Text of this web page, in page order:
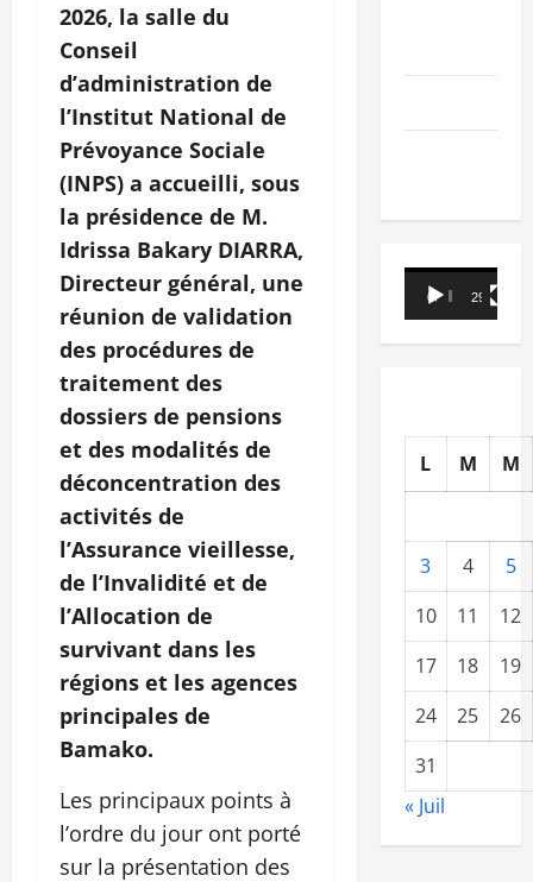
2026, la salle du
Conseil
d’administration de
l’Institut National de
Prévoyance Sociale
(INPS) a accueilli, sous
la présidence de M.
Idrissa Bakary DIARRA,
Directeur général, une
réunion de validation
des procédures de
traitement des
dossiers de pensions
et des modalités de
déconcentration des
activités de
l’Assurance vieillesse,
de l’Invalidité et de
l’Allocation de
survivant dans les
régions et les agences
principales de
Bamako.
Les principaux points à
l’ordre du jour ont porté
sur la présentation des
Lecteur
vidéo
00:00 29:21
L M M
3 4
5
10
11
12
17
18
19
24
25
26
31
« Juil